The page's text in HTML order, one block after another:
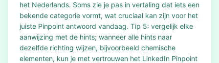
het Nederlands. Soms zie je pas in vertaling dat iets een
bekende categorie vormt, wat cruciaal kan zijn voor het
juiste Pinpoint antwoord vandaag. Tip 5: vergelijk elke
aanwijzing met de hints; wanneer alle hints naar
dezelfde richting wijzen, bijvoorbeeld chemische
elementen, kun je met vertrouwen het LinkedIn Pinpoint